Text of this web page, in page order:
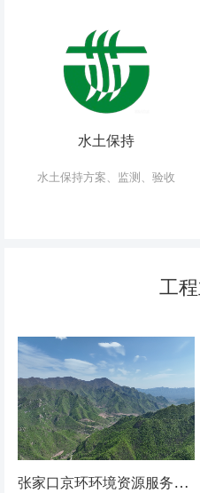
水土保持
水土保持方案、监测、验收
工
张家口京环环境资源服务有限公司新建环卫保障基地项目土地复垦验收资料